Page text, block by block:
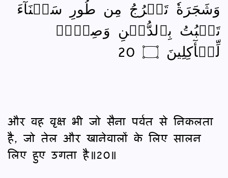
وَشَجَرَةٗ تَخۡرُجُ مِن طُورِ سَيۡنَآءَ
تَنۢبُتُ بِٱلدُّهۡنِ وَصِبۡغٖ
لِّلۡأٓكِلِينَ ۝ 20
और वह वृक्ष भी जो सैना पर्वत से निकलता
है, जो तेल और खानेवालों के लिए सालन
लिए हुए उगता है॥20॥